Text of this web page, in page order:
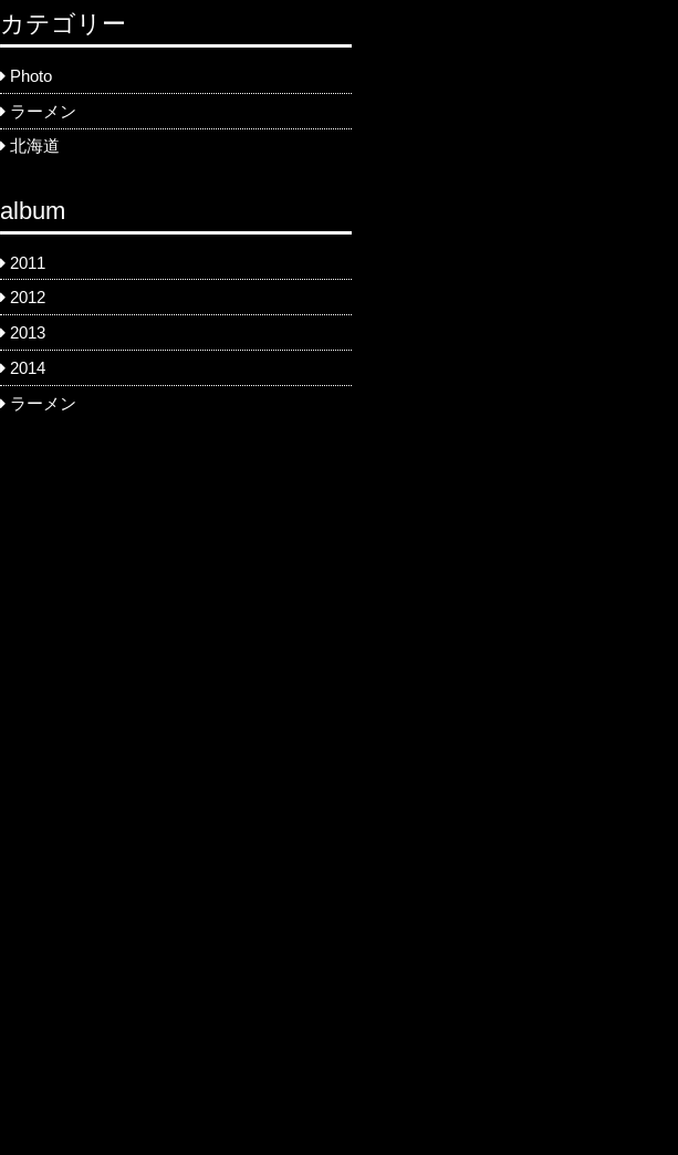
カテゴリー
Photo
ラーメン
北海道
album
2011
2012
2013
2014
ラーメン